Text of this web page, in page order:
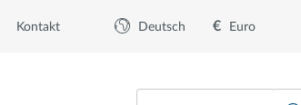
Kontakt Deutsch € Euro